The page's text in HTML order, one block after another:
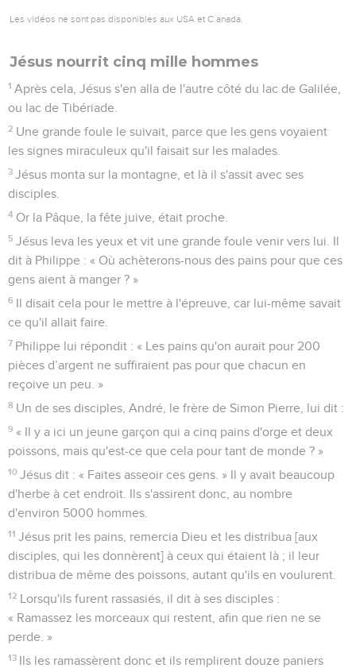
Les vidéos ne sont pas disponibles aux USA et C anada.
Jésus nourrit cinq mille hommes
1 Après cela, Jésus s'en alla de l'autre côté du lac de Galilée,
ou lac de Tibériade.
2 Une grande foule le suivait, parce que les gens voyaient
les signes miraculeux qu'il faisait sur les malades.
3 Jésus monta sur la montagne, et là il s'assit avec ses
disciples.
4 Or la Pâque, la fête juive, était proche.
5 Jésus leva les yeux et vit une grande foule venir vers lui. Il
dit à Philippe : « Où achèterons-nous des pains pour que ces
gens aient à manger ? »
6 Il disait cela pour le mettre à l'épreuve, car lui-même savait
ce qu'il allait faire.
7 Philippe lui répondit : « Les pains qu'on aurait pour 200
pièces d’argent ne suffiraient pas pour que chacun en
reçoive un peu. »
8 Un de ses disciples, André, le frère de Simon Pierre, lui dit :
9 « Il y a ici un jeune garçon qui a cinq pains d'orge et deux
poissons, mais qu'est-ce que cela pour tant de monde ? »
10 Jésus dit : « Faites asseoir ces gens. » Il y avait beaucoup
d'herbe à cet endroit. Ils s'assirent donc, au nombre
d'environ 5000 hommes.
11 Jésus prit les pains, remercia Dieu et les distribua [aux
disciples, qui les donnèrent] à ceux qui étaient là ; il leur
distribua de même des poissons, autant qu'ils en voulurent.
12 Lorsqu'ils furent rassasiés, il dit à ses disciples :
« Ramassez les morceaux qui restent, afin que rien ne se
perde. »
13 Ils les ramassèrent donc et ils remplirent douze paniers